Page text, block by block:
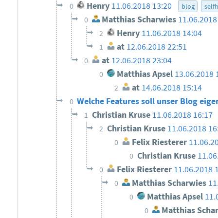
0 Henry 11.06.2018 13:20 blog
0 Matthias Scharwies
2 Henry 11.06.2018 14:04
1 at 12.06.2018 22:51
0 at 12.06.2018 23:04
0 Matthias Apsel 13.06.2018
2 at 14.06.2018 15:14
0 Welche Features soll unser Blog
1 Christian Kruse 11.06.2018 16:17
2 Christian Kruse 11.06.2018
0 Felix Riesterer
0 Christian Kruse
0 Felix Riesterer 11.06.2018
0 Matthias Scharwies
0 Matthias Apsel
0 Matthias